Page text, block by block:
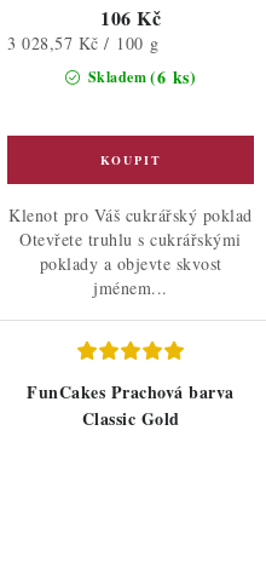
Skladem(6 ks)
106 Kč
Měrná
3 028,57 Kč / 100 g
Klenot pro Váš cukrářský poklad
Otevřete truhlu s cukrářskými
poklady a objevte skvost
jménem...
FunCakes Prachová barva
Classic Gold